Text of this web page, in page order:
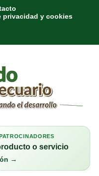
privacidad y cookies
o servicio
→